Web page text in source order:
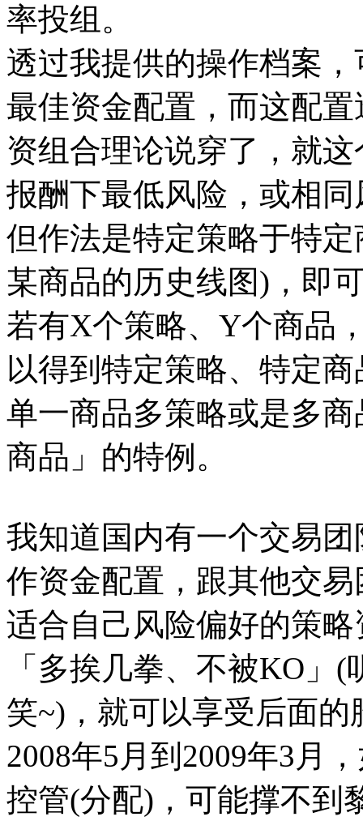
率投组。
透过我提供的操作档案
最佳资金配置，而这配
资组合理论说穿了，就
报酬下最低风险，或相
但作法是特定策略于特
某商品的历史线图)，即
若有X个策略、Y个商品
以得到特定策略、特定
单一商品多策略或是多
商品」的特例。
我知道国内有一个交易
作资金配置，跟其他交
适合自己风险偏好的策
「多挨几拳、不被KO」
笑~)，就可以享受后面的
2008年5月到2009年3月
控管(分配)，可能撑不到